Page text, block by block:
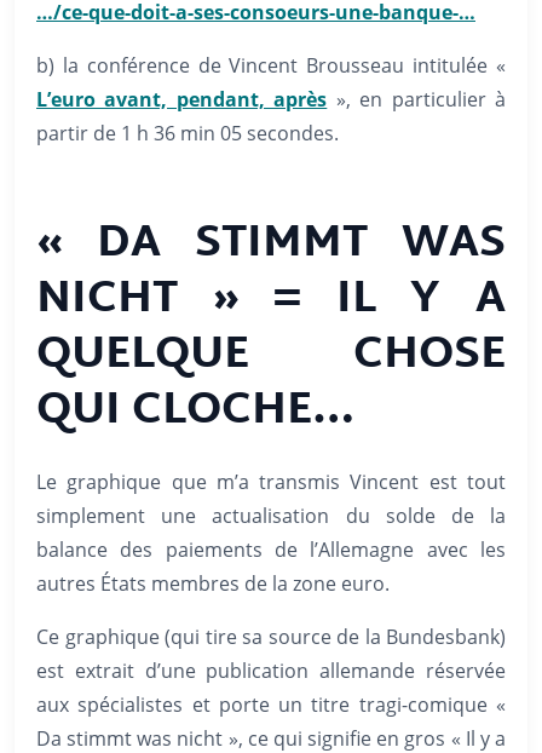
…/ce-que-doit-a-ses-consoeurs-une-banque-…
b) la conférence de Vincent Brousseau intitulée «
L’euro avant, pendant, après », en particulier à
partir de 1 h 36 min 05 secondes.
« DA STIMMT WAS
NICHT » = IL Y A
QUELQUE CHOSE
QUI CLOCHE…
Le graphique que m’a transmis Vincent est tout
simplement une actualisation du solde de la
balance des paiements de l’Allemagne avec les
autres États membres de la zone euro.
Ce graphique (qui tire sa source de la Bundesbank)
est extrait d’une publication allemande réservée
aux spécialistes et porte un titre tragi-comique «
Da stimmt was nicht », ce qui signifie en gros « Il y a